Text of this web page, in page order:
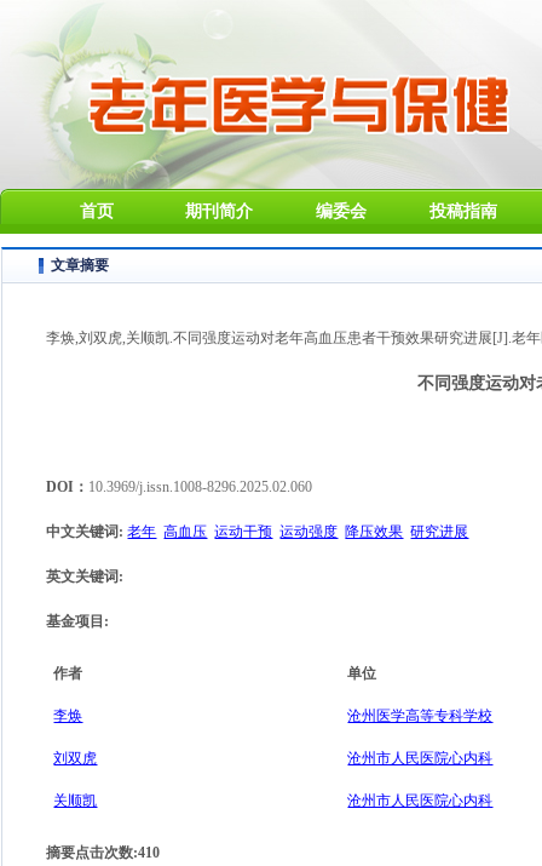
首页 期刊简介 编委会 投稿指南
文章摘要
李焕,刘双虎,关顺凯.不同强度运动对老年高血压患者干预效果研究进展[J].老年
不同强度运动对
DOI： 10.3969/j.issn.1008-8296.2025.02.060
中文关键词 : 老年 高血压 运动干预 运动强度 降压效果 研究进展
英文关键词 :
基金项目 :
作者 单位
李焕 沧州医学高等专科学校
刘双虎 沧州市人民医院心内科
关顺凯 沧州市人民医院心内科
摘要点击次数:410